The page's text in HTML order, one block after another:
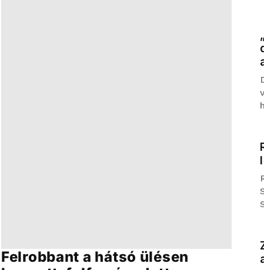
Felrobbant a hátsó ülésen